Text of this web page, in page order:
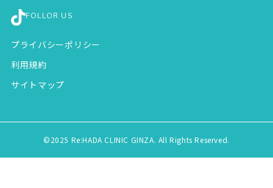
FOLLOR US
プライバシーポリシー
利用規約
サイトマップ
©2025 Re:HADA CLINIC GINZA. All Rights Reserved.